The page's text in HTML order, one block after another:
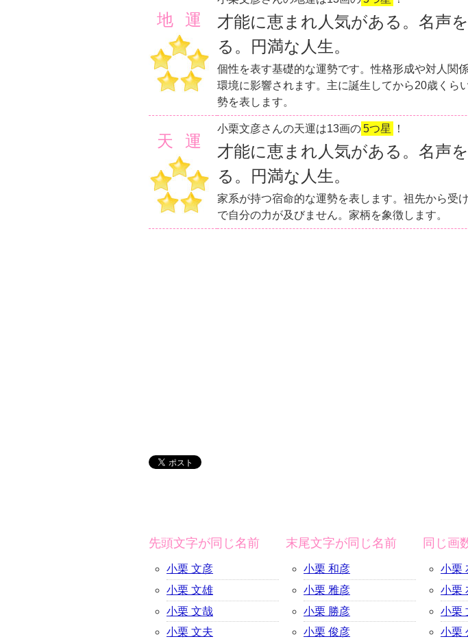
地運
才能に恵まれ人気がある。名声
る。円満な人生。
個性を表す基礎的な運勢です。性格形成や対人関
環境に影響されます。主に誕生してから20歳くら
勢を表します。
天運
小栗文彦さんの天運は13画の5つ星 ！
才能に恵まれ人気がある。名声
る。円満な人生。
家系が持つ宿命的な運勢を表します。祖先から受
で自分の力が及びません。家柄を象徴します。
先頭文字が同じ名前
小栗 文彦
小栗 文雄
小栗 文哉
小栗 文夫
末尾文字が同じ名前
小栗 和彦
小栗 雅彦
小栗 勝彦
小栗 俊彦
同じ画
小栗
小栗
小栗
小栗